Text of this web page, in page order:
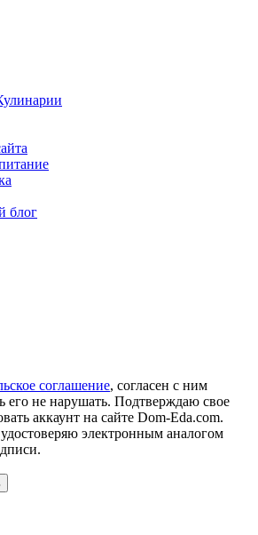
блог
соглашение, согласен с ним
его не нарушать. Подтверждаю свое
аккаунт на сайте Dom-Eda.com.
электронным аналогом